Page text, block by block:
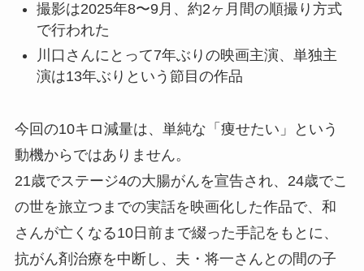
撮影は2025年8〜9月、約2ヶ月間の順撮り方式
で行われた
川口さんにとって7年ぶりの映画主演、単独主
演は13年ぶりという節目の作品
今回の10キロ減量は、単純な「痩せたい」という
動機からではありません。
21歳でステージ4の大腸がんを宣告され、24歳でこ
の世を旅立つまでの実話を映画化した作品で、和
さんが亡くなる10日前まで綴った手記をもとに、
抗がん剤治療を中断し、夫・将一さんとの間の子